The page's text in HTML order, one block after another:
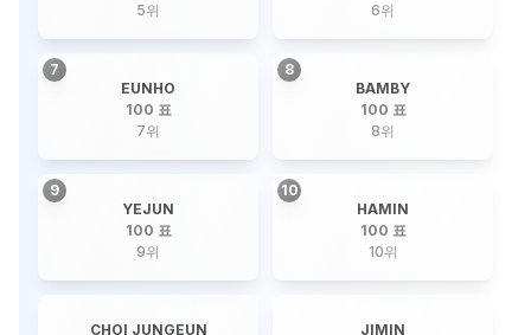
5위
6위
7
EUNHO
100 표
7위
8
BAMBY
100 표
8위
9
YEJUN
100 표
9위
10
HAMIN
100 표
10위
CHOI JUNGEUN
JIMIN